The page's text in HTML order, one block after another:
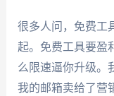
很多人问，免费工
起。免费工具要盈
么限速逼你升级。
我的邮箱卖给了营